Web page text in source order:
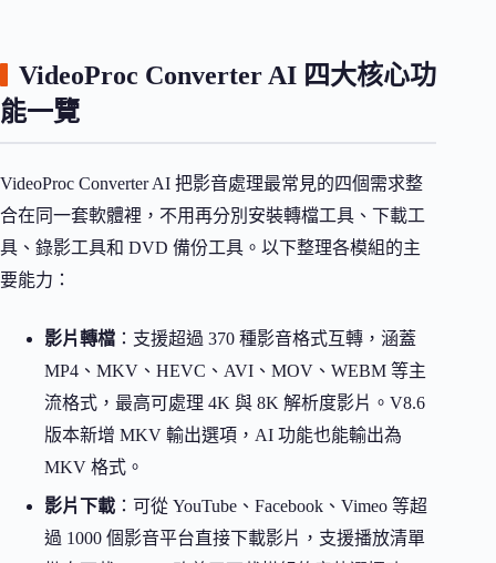
VideoProc Converter AI 四大核心功
能一覽
VideoProc Converter AI 把影音處理最常見的四個需求整
合在同一套軟體裡，不用再分別安裝轉檔工具、下載工
具、錄影工具和 DVD 備份工具。以下整理各模組的主
要能力：
影片轉檔 ：支援超過 370 種影音格式互轉，涵蓋
MP4、MKV、HEVC、AVI、MOV、WEBM 等主
流格式，最高可處理 4K 與 8K 解析度影片。V8.6
版本新增 MKV 輸出選項，AI 功能也能輸出為
MKV 格式。
影片下載 ：可從 YouTube、Facebook、Vimeo 等超
過 1000 個影音平台直接下載影片，支援播放清單